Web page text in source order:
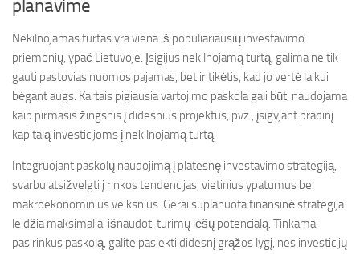
planavime
Nekilnojamas turtas yra viena iš populiariausių investavimo
priemonių, ypač Lietuvoje. Įsigijus nekilnojamą turtą, galima ne tik
gauti pastovias nuomos pajamas, bet ir tikėtis, kad jo vertė laikui
bėgant augs. Kartais pigiausia vartojimo paskola gali būti naudojama
kaip pirmasis žingsnis į didesnius projektus, pvz., įsigyjant pradinį
kapitalą investicijoms į nekilnojamą turtą.
Integruojant paskolų naudojimą į platesnę investavimo strategiją,
svarbu atsižvelgti į rinkos tendencijas, vietinius ypatumus bei
makroekonominius veiksnius. Gerai suplanuota finansinė strategija
leidžia maksimaliai išnaudoti turimų lėšų potencialą. Tinkamai
pasirinkus paskolą, galite pasiekti didesnį grąžos lygį, nes investicijų